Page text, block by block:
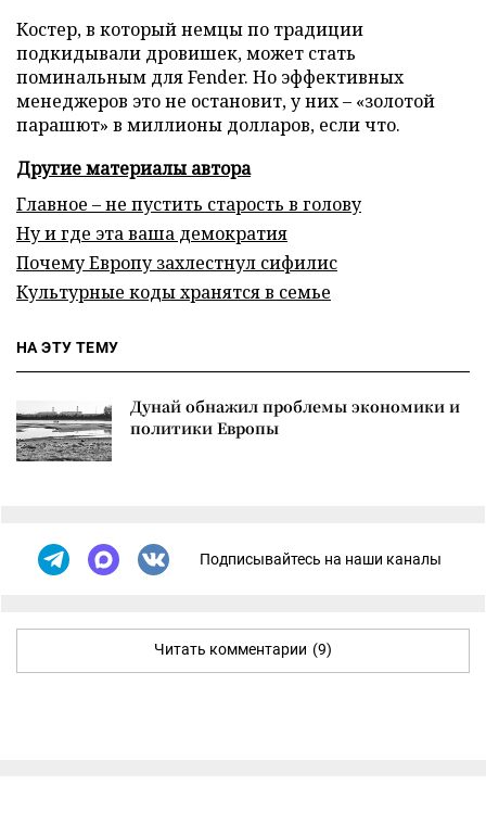
Костер, в который немцы по традиции
подкидывали дровишек, может стать
поминальным для Fender. Но эффективных
менеджеров это не остановит, у них – «золотой
парашют» в миллионы долларов, если что.
Другие материалы автора
Главное – не пустить старость в голову
Ну и где эта ваша демократия
Почему Европу захлестнул сифилис
Культурные коды хранятся в семье
НА ЭТУ ТЕМУ
Дунай обнажил проблемы экономики и
политики Европы
Подписывайтесь на наши каналы
Читать комментарии (9)